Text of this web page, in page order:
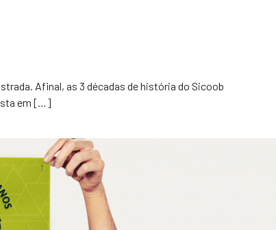
Afinal, as 3 décadas de história do Sicoob
em […]